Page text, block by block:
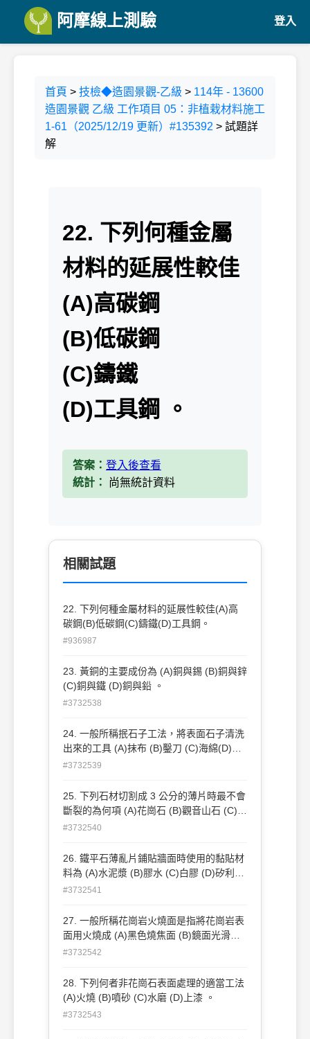
阿摩線上測驗 登入
首頁 > 技檢◆造園景觀-乙級 > 114年 - 13600
造園景觀 乙級 工作項目 05：非植栽材料施工
1-61（2025/12/19 更新）#135392 > 試題詳
解
22. 下列何種金屬
材料的延展性較佳
(A)高碳鋼
(B)低碳鋼
(C)鑄鐵
(D)工具鋼 。
答案： 登入後查看
統計：
尚無統計資料
相關試題
22. 下列何種金屬材料的延展性較佳(A)高
碳鋼(B)低碳鋼(C)鑄鐵(D)工具鋼。
#936987
23. 黃銅的主要成份為 (A)銅與錫 (B)銅與鋅
(C)銅與鐵 (D)銅與鉛 。
#3732538
24. 一般所稱抿石子工法，將表面石子清洗
出來的工具 (A)抹布 (B)鑿刀 (C)海綿(D)鐵
刷 。
#3732539
25. 下列石材切割成 3 公分的薄片時最不會
斷裂的為何項 (A)花崗石 (B)觀音山石 (C)火
山花砂岩 (D)埔里黑山石 。
#3732540
26. 鐵平石薄亂片鋪貼牆面時使用的黏貼材
料為 (A)水泥漿 (B)膠水 (C)白膠 (D)矽利康
。
#3732541
27. 一般所稱花崗岩火燒面是指將花崗岩表
面用火燒成 (A)黑色燒焦面 (B)鏡面光滑面
(C)灰色平滑面 (D)粗糙凹凸面 。
#3732542
28. 下列何者非花崗石表面處理的適當工法
(A)火燒 (B)噴砂 (C)水磨 (D)上漆 。
#3732543